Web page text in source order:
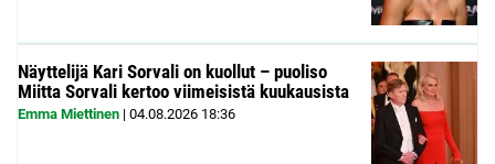
Näyttelijä Kari Sorvali on kuollut – puoliso
Miitta Sorvali kertoo viimeisistä kuukausista
Emma Miettinen | 04.08.2026 18:36